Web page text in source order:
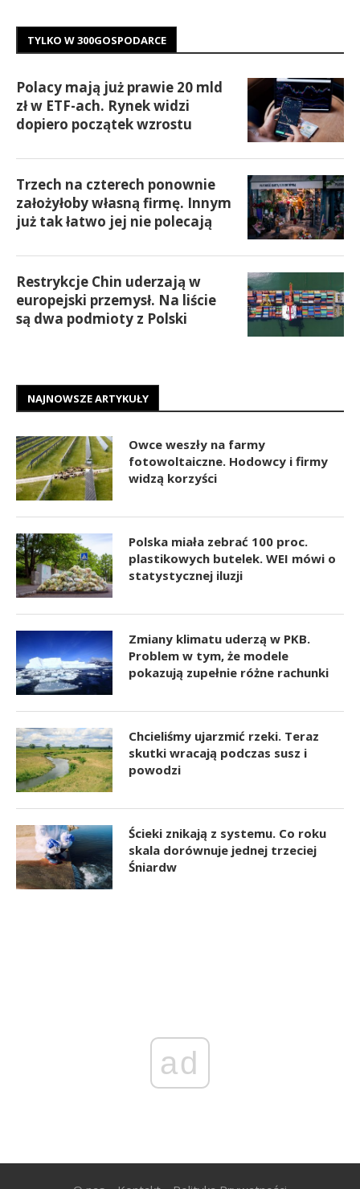
TYLKO W 300GOSPODARCE
Polacy mają już prawie 20 mld
zł w ETF-ach. Rynek widzi
dopiero początek wzrostu
Trzech na czterech ponownie
założyłoby własną firmę. Innym
już tak łatwo jej nie polecają
Restrykcje Chin uderzają w
europejski przemysł. Na liście
są dwa podmioty z Polski
NAJNOWSZE ARTYKUŁY
Owce weszły na farmy
fotowoltaiczne. Hodowcy i firmy
widzą korzyści
Polska miała zebrać 100 proc.
plastikowych butelek. WEI mówi o
statystycznej iluzji
Zmiany klimatu uderzą w PKB.
Problem w tym, że modele
pokazują zupełnie różne rachunki
Chcieliśmy ujarzmić rzeki. Teraz
skutki wracają podczas susz i
powodzi
Ścieki znikają z systemu. Co roku
skala dorównuje jednej trzeciej
Śniardw
ad